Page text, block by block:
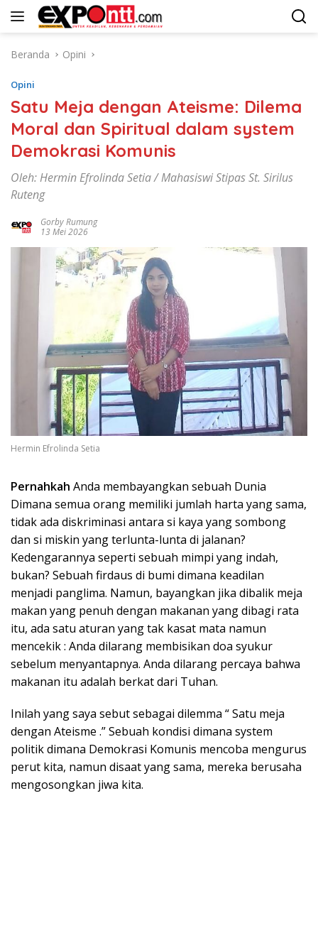
Langsung
Beranda
Opini
Opini
Satu Meja dengan Ateisme: Dilema
Moral dan Spiritual dalam system
Demokrasi Komunis
Oleh: Hermin Efrolinda Setia / Mahasiswi Stipas St. Sirilus
Ruteng
Gorby Rumung
13 Mei 2026
Hermin Efrolinda Setia
Pernahkah Anda membayangkan sebuah Dunia
Dimana semua orang memiliki jumlah harta yang sama,
tidak ada diskriminasi antara si kaya yang sombong
dan si miskin yang terlunta-lunta di jalanan?
Kedengarannya seperti sebuah mimpi yang indah,
bukan? Sebuah firdaus di bumi dimana keadilan
menjadi panglima. Namun, bayangkan jika dibalik meja
makan yang penuh dengan makanan yang dibagi rata
itu, ada satu aturan yang tak kasat mata namun
mencekik : Anda dilarang membisikan doa syukur
sebelum menyantapnya. Anda dilarang percaya bahwa
makanan itu adalah berkat dari Tuhan.
Inilah yang saya sebut sebagai dilemma “ Satu meja
dengan Ateisme .” Sebuah kondisi dimana system
politik dimana Demokrasi Komunis mencoba mengurus
perut kita, namun disaat yang sama, mereka berusaha
mengosongkan jiwa kita.